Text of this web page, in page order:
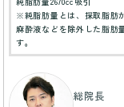
※純脂肪量とは、採取脂肪
麻酔液などを除外した脂肪
す。
総院長